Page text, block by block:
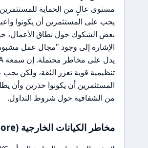
مستوى عالٍ من الحماية
يجب على المستثمرين أن يكونوا
بعض الشكوك حول نطاق الأعمال،
الإشارة إلى وجود "مجال عمل
تنظيمية قوية تعزز الثقة، ولكن
المستثمرين أن يكونوا حذرين وأن
من الشفافية حول شروط التداول.
مخاطر الكيانات الخارجية (Offshore)